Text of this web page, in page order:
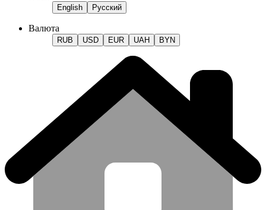
English Русский
Валюта
RUB USD EUR UAH BYN